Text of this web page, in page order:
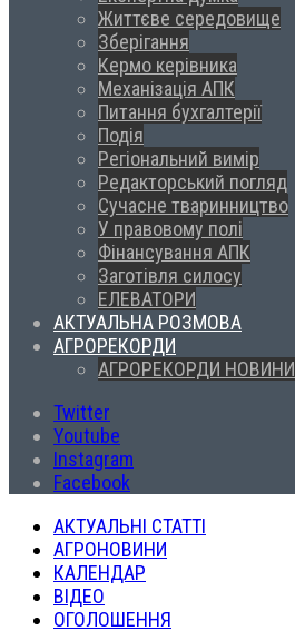
Життєве середовище
Зберігання
Кермо керівника
Механізація АПК
Питання бухгалтерії
Подія
Регіональний вимір
Редакторський погляд
Сучасне тваринництво
У правовому полі
Фінансування АПК
Заготівля силосу
ЕЛЕВАТОРИ
АКТУАЛЬНА РОЗМОВА
АГРОРЕКОРДИ
АГРОРЕКОРДИ НОВИНИ
Twitter
Youtube
Instagram
Facebook
АКТУАЛЬНІ СТАТТІ
АГРОНОВИНИ
КАЛЕНДАР
ВІДЕО
ОГОЛОШЕННЯ